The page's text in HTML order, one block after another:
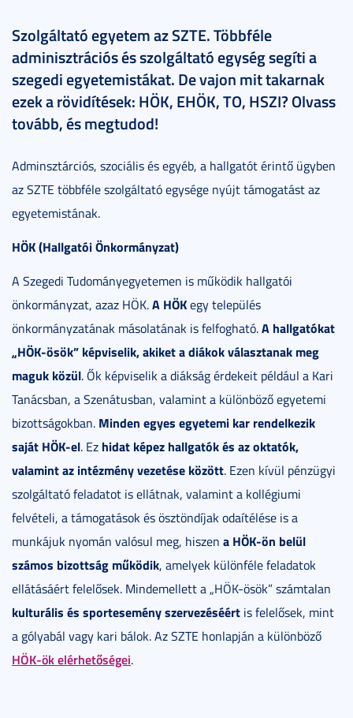
Szolgáltató egyetem az SZTE. Többféle
adminisztrációs és szolgáltató egység segíti a
szegedi egyetemistákat. De vajon mit takarnak
ezek a rövidítések: HÖK, EHÖK, TO, HSZI? Olvass
tovább, és megtudod!
Adminsztárciós, szociális és egyéb, a hallgatót érintő ügyben
az SZTE többféle szolgáltató egysége nyújt támogatást az
egyetemistának.
HÖK (Hallgatói Önkormányzat)
A Szegedi Tudományegyetemen is működik hallgatói
önkormányzat, azaz HÖK.A HÖKegy település
önkormányzatának másolatának is felfogható.A hallgatókat
„HÖK-ösök” képviselik, akiket a diákok választanak meg
maguk közül. Ők képviselik a diákság érdekeit például a Kari
Tanácsban, a Szenátusban, valamint a különböző egyetemi
bizottságokban. Minden egyes egyetemi kar rendelkezik
saját HÖK-el. Ez hidat képez hallgatók és az oktatók,
valamint az intézmény vezetése között. Ezen kívül pénzügyi
szolgáltató feladatot is ellátnak, valamint a kollégiumi
felvételi, a támogatások és ösztöndíjak odaítélése is a
munkájuk nyomán valósul meg, hiszen a HÖK-ön belül
számos bizottság működik, amelyek különféle feladatok
ellátásáért felelősek. Mindemellett a „HÖK-ösök” számtalan
kulturális és sportesemény szervezéséért is felelősek, mint
a gólyabál vagy kari bálok. Az SZTE honlapján a különböző
HÖK-ök elérhetőségei.